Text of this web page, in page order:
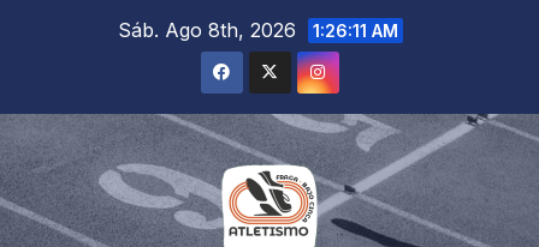
Sáb. Ago 8th, 2026 1:26:12 AM